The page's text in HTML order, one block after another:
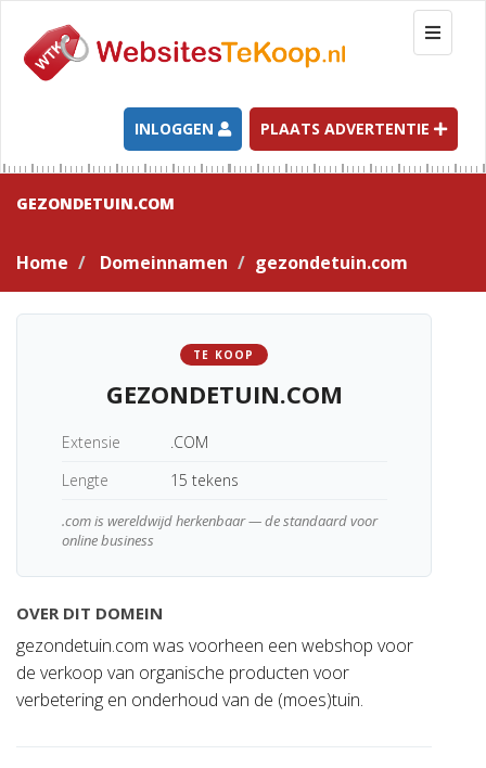
T
o
g
l
e
n
a
t
INLOGGEN PLAATS ADVERTENTIE
GEZONDETUIN.COM
Home Domeinnamen gezondetuin.com
TE KOOP
GEZONDETUIN.COM
Extensie
.COM
Lengte
15 tekens
.com is wereldwijd herkenbaar — de standaard voor
online business
OVER DIT DOMEIN
gezondetuin.com was voorheen een webshop voor
de verkoop van organische producten voor
verbetering en onderhoud van de (moes)tuin.